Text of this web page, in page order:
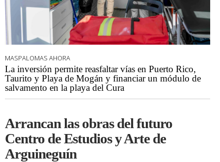
MASPALOMAS AHORA
La inversión permite reasfaltar vías en Puerto Rico,
Taurito y Playa de Mogán y financiar un módulo de
salvamento en la playa del Cura
Arrancan las obras del futuro
Centro de Estudios y Arte de
Arguineguín